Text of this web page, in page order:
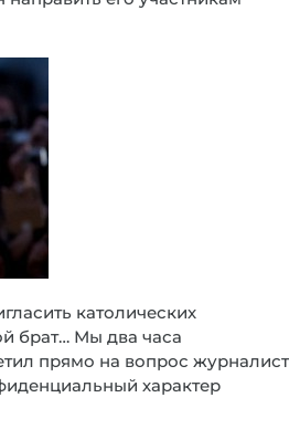
католических
брат… Мы два часа
прямо на вопрос
характер